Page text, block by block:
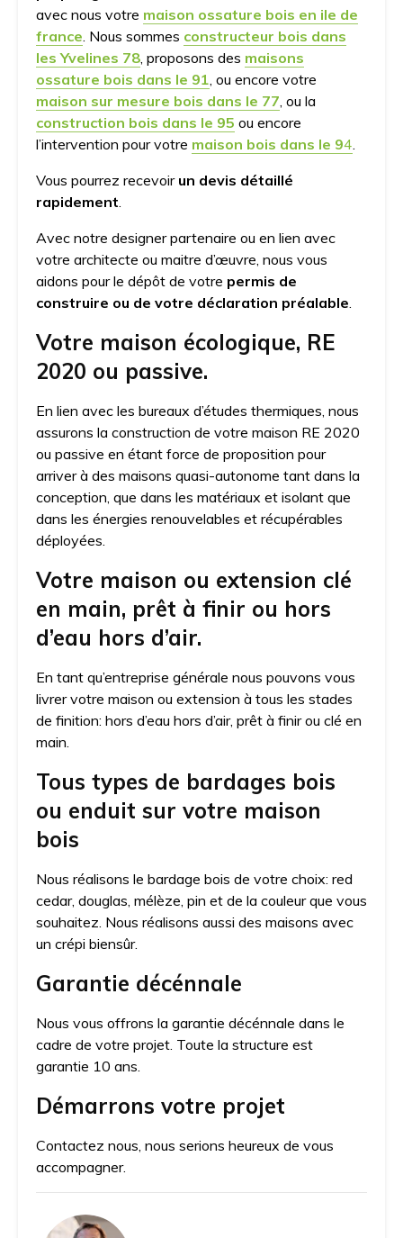
avec nous votre maison ossature bois en ile de
france. Nous sommes constructeur bois dans
les Yvelines 78, proposons des maisons
ossature bois dans le 91, ou encore votre
maison sur mesure bois dans le 77, ou la
construction bois dans le 95 ou encore
l’intervention pour votre maison bois dans le 94.
Vous pourrez recevoir un devis détaillé
rapidement.
Avec notre designer partenaire ou en lien avec
votre architecte ou maitre d’œuvre, nous vous
aidons pour le dépôt de votre permis de
construire ou de votre déclaration préalable.
Votre maison écologique, RE
2020 ou passive.
En lien avec les bureaux d’études thermiques, nous
assurons la construction de votre maison RE 2020
ou passive en étant force de proposition pour
arriver à des maisons quasi-autonome tant dans la
conception, que dans les matériaux et isolant que
dans les énergies renouvelables et récupérables
déployées.
Votre maison ou extension clé
en main, prêt à finir ou hors
d’eau hors d’air.
En tant qu’entreprise générale nous pouvons vous
livrer votre maison ou extension à tous les stades
de finition: hors d’eau hors d’air, prêt à finir ou clé en
main.
Tous types de bardages bois
ou enduit sur votre maison
bois
Nous réalisons le bardage bois de votre choix: red
cedar, douglas, mélèze, pin et de la couleur que vous
souhaitez. Nous réalisons aussi des maisons avec
un crépi biensûr.
Garantie décénnale
Nous vous offrons la garantie décénnale dans le
cadre de votre projet. Toute la structure est
garantie 10 ans.
Démarrons votre projet
Contactez nous, nous serions heureux de vous
accompagner.